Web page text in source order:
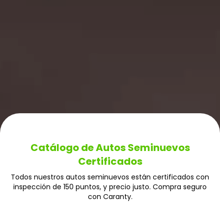
Catálogo de Autos Seminuevos
Certificados
Todos nuestros autos seminuevos están certificados con
inspección de 150 puntos, y precio justo. Compra seguro
con Caranty.